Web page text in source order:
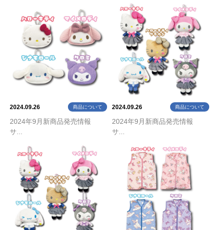
2024.09.26 商品について
2024年9月新商品発売情報
サ...
2024.09.26 商品について
2024年9月新商品発売情報
サ...